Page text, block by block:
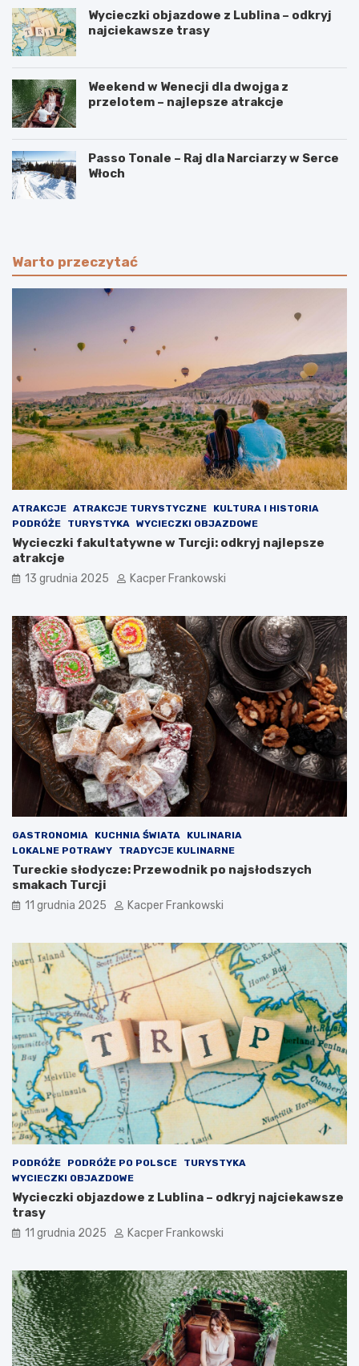
Wycieczki objazdowe z Lublina – odkryj
najciekawsze trasy
Weekend w Wenecji dla dwojga z
przelotem – najlepsze atrakcje
Passo Tonale – Raj dla Narciarzy w Serce
Włoch
Warto przeczytać
ATRAKCJE ATRAKCJE TURYSTYCZNE
KULTURA I HISTORIA
PODRÓŻE
TURYSTYKA WYCIECZKI OBJAZDOWE
Wycieczki fakultatywne w Turcji: odkryj najlepsze
atrakcje
13 grudnia 2025 Kacper Frankowski
GASTRONOMIA KUCHNIA ŚWIATA
KULINARIA
LOKALNE POTRAWY
TRADYCJE KULINARNE
Tureckie słodycze: Przewodnik po najsłodszych
smakach Turcji
11 grudnia 2025 Kacper Frankowski
PODRÓŻE PODRÓŻE PO POLSCE
TURYSTYKA
WYCIECZKI OBJAZDOWE
Wycieczki objazdowe z Lublina – odkryj najciekawsze
trasy
11 grudnia 2025 Kacper Frankowski